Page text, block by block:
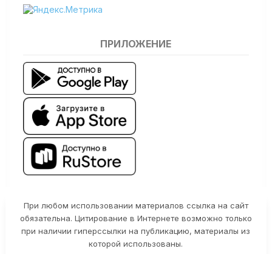
ПРИЛОЖЕНИЕ
При любом использовании материалов ссылка на сайт
обязательна. Цитирование в Интернете возможно только
при наличии гиперссылки на публикацию, материалы из
которой использованы.